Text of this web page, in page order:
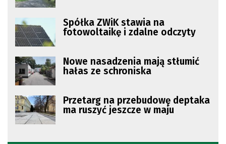
Spółka ZWiK stawia na
fotowoltaikę i zdalne odczyty
Nowe nasadzenia mają stłumić
hałas ze schroniska
Przetarg na przebudowę deptaka
ma ruszyć jeszcze w maju